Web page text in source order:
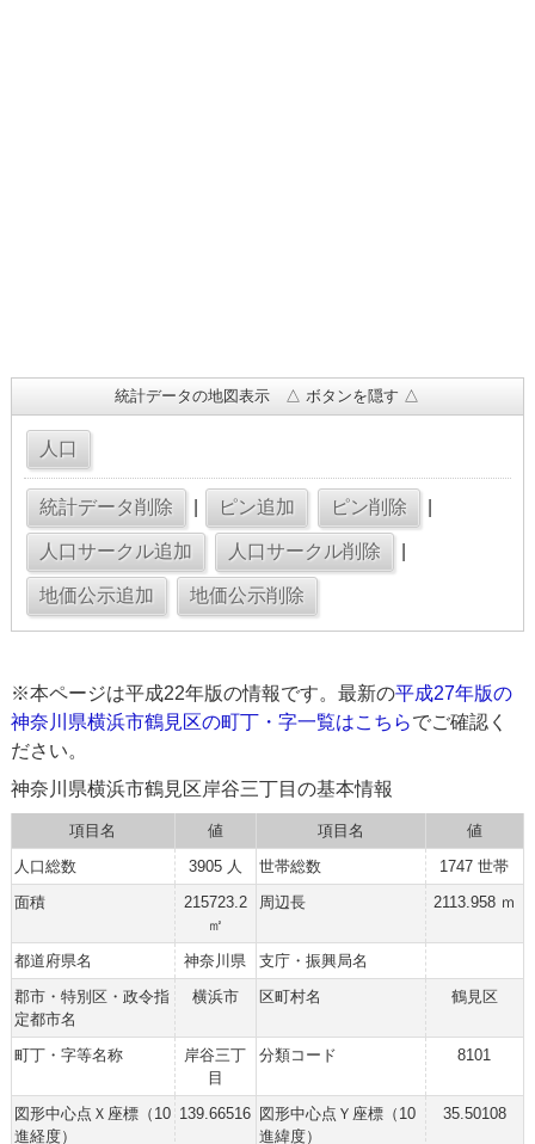
統計データの地図表示 △ ボタンを隠す △
※本ページは平成22年版の情報です。最新の平成27年版の
神奈川県横浜市鶴見区の町丁・字一覧はこちらでご確認く
ださい。
神奈川県横浜市鶴見区岸谷三丁目の基本情報
項目名 値 項目名
値
人口総数
3905 人 世帯総数
1747 世帯
面積
215723.2
㎡
周辺長 2113.958 ｍ
都道府県名 神奈川県
支庁・振興局名
郡市・特別区・政令指
定都市名
横浜市 区町村名 鶴見区
町丁・字等名称
岸谷三丁
目
分類コード 8101
図形中心点Ｘ座標（10
進経度）
139.66516 図形中心点Ｙ座標（10
進緯度）
35.50108